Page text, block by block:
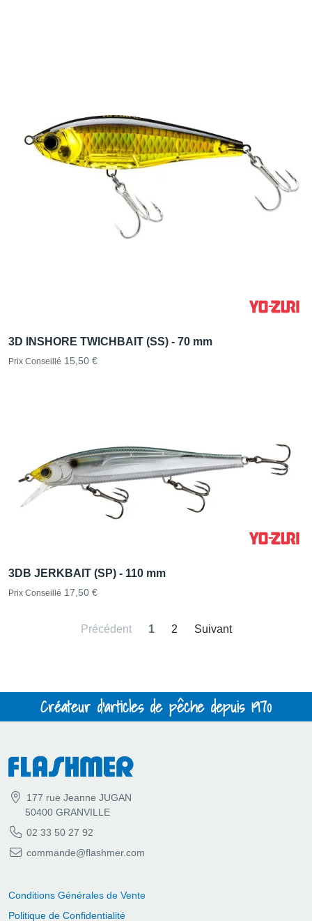
3D INSHORE TWICHBAIT (SS) - 70 mm
Prix Conseillé 15,50 €
3DB JERKBAIT (SP) - 110 mm
Prix Conseillé 17,50 €
Précédent 1 2 Suivant
Créateur d'articles de pêche depuis 1970
177 rue Jeanne JUGAN
50400 GRANVILLE
02 33 50 27 92
commande@flashmer.com
Conditions Générales de Vente
Politique de Confidentialité